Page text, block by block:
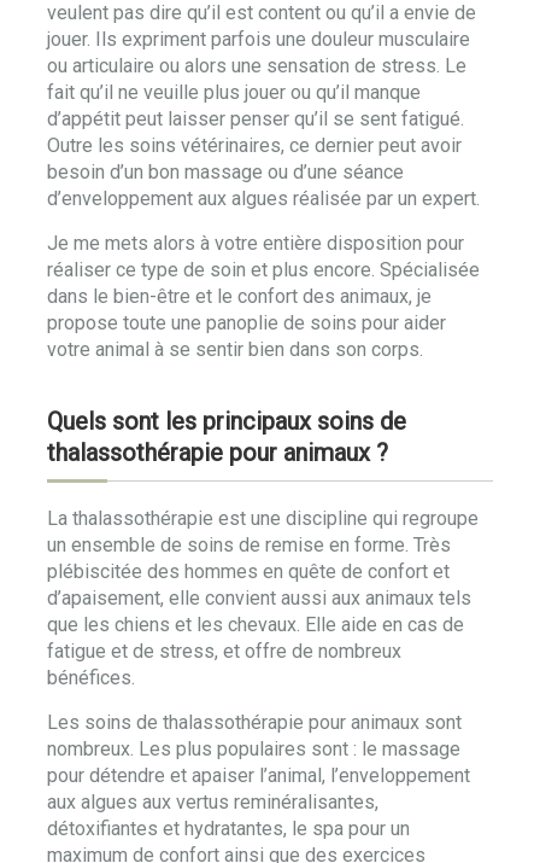
veulent pas dire qu’il est content ou qu’il a envie de
jouer. Ils expriment parfois une douleur musculaire
ou articulaire ou alors une sensation de stress. Le
fait qu’il ne veuille plus jouer ou qu’il manque
d’appétit peut laisser penser qu’il se sent fatigué.
Outre les soins vétérinaires, ce dernier peut avoir
besoin d’un bon massage ou d’une séance
d’enveloppement aux algues réalisée par un expert.
Je me mets alors à votre entière disposition pour
réaliser ce type de soin et plus encore. Spécialisée
dans le bien-être et le confort des animaux, je
propose toute une panoplie de soins pour aider
votre animal à se sentir bien dans son corps.
Quels sont les principaux soins de
thalassothérapie pour animaux ?
La thalassothérapie est une discipline qui regroupe
un ensemble de soins de remise en forme. Très
plébiscitée des hommes en quête de confort et
d’apaisement, elle convient aussi aux animaux tels
que les chiens et les chevaux. Elle aide en cas de
fatigue et de stress, et offre de nombreux
bénéfices.
Les soins de thalassothérapie pour animaux sont
nombreux. Les plus populaires sont : le massage
pour détendre et apaiser l’animal, l’enveloppement
aux algues aux vertus reminéralisantes,
détoxifiantes et hydratantes, le spa pour un
maximum de confort ainsi que des exercices